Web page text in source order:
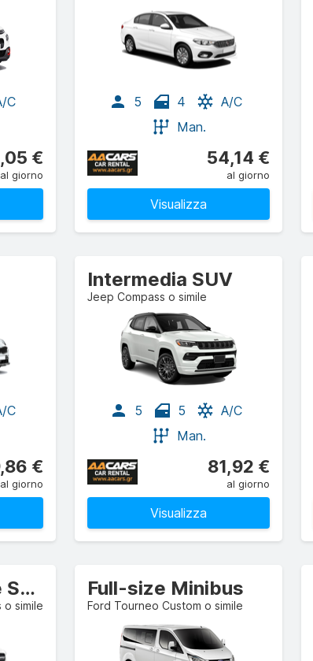
C
€
al giorno
5 4
A/C
Man.
54,14 €
al giorno
Visualizza
C
€
al giorno
Intermedia SUV
Jeep Compass o simile
5 5
A/C
Man.
81,92 €
al giorno
Visualizza
Premium d'élite SUV
o simile
Full-size Minibus
Ford Tourneo Custom o simile